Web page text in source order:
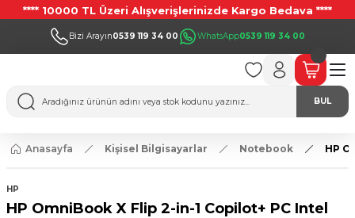
**** 10000 TL Üzeri Alışverişlerinizde Kargo Bedava ****
Bizi Arayın0539 119 34 00 WhatsApp0539 119 34 00
BUL
Anasayfa Kişisel Bilgisayarlar Notebook HP
HP
HP OmniBook X Flip 2-in-1 Copilot+ PC Intel